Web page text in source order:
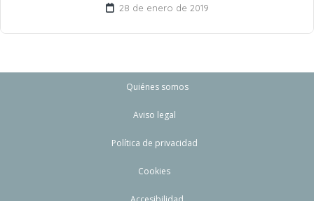
28 de enero de 2019
Quiénes somos
Aviso legal
Política de privacidad
Cookies